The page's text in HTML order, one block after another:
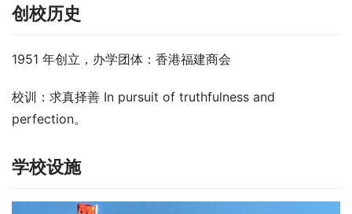
创校历史
1951 年创立，办学团体：香港福建商会
校训：求真择善 In pursuit of truthfulness and
perfection。
学校设施